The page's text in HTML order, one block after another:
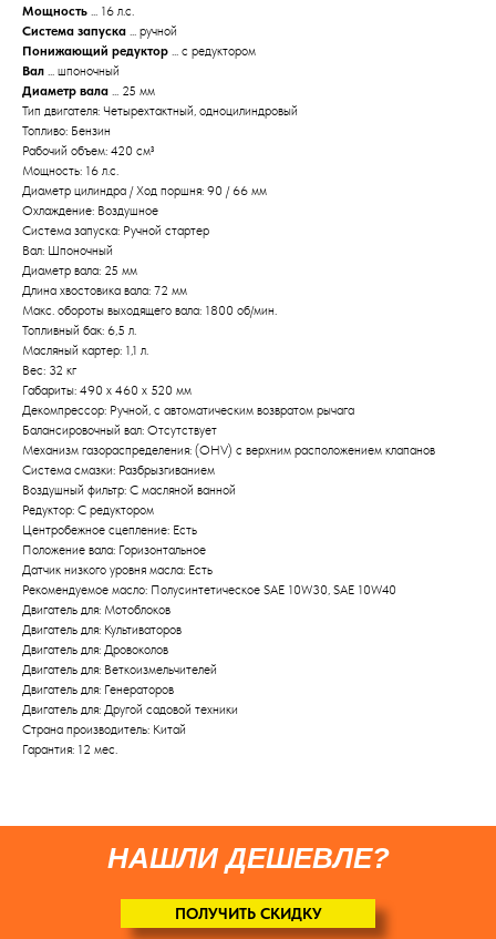
Мощность ... 16 л.с.
Система запуска ... ручной
Понижающий редуктор ... с редуктором
Вал ... шпоночный
Диаметр вала ... 25 мм
Тип двигателя: Четырехтактный, одноцилиндровый
Топливо: Бензин
Рабочий объем: 420 см³
Мощность: 16 л.с.
Диаметр цилиндра / Ход поршня: 90 / 66 мм
Охлаждение: Воздушное
Система запуска: Ручной стартер
Вал: Шпоночный
Диаметр вала: 25 мм
Длина хвостовика вала: 72 мм
Макс. обороты выходящего вала: 1800 об/мин.
Топливный бак: 6,5 л.
Масляный картер: 1,1 л.
Вес: 32 кг
Габариты: 490 x 460 x 520 мм
Декомпрессор: Ручной, с автоматическим возвратом рычага
Балансировочный вал: Отсутствует
Механизм газораспределения: (OHV) с верхним расположением клапанов
Система смазки: Разбрызгиванием
Воздушный фильтр: С масляной ванной
Редуктор: С редуктором
Центробежное сцепление: Есть
Положение вала: Горизонтальное
Датчик низкого уровня масла: Есть
Рекомендуемое масло: Полусинтетическое SAE 10W30, SAE 10W40
Двигатель для: Мотоблоков
Двигатель для: Культиваторов
Двигатель для: Дровоколов
Двигатель для: Веткоизмельчителей
Двигатель для: Генераторов
Двигатель для: Другой садовой техники
Страна производитель: Китай
Гарантия: 12 мес.
НАШЛИ ДЕШЕВЛЕ?
ПОЛУЧИТЬ СКИДКУ
Отправка
БЕЗ предоплаты
Привезем
БЕСПЛАТНО
Соберем мотоблок
(по желанию